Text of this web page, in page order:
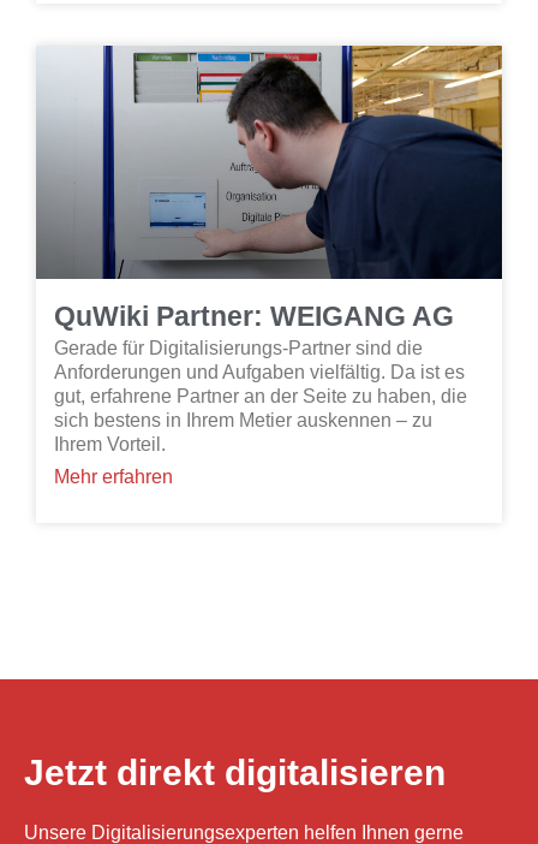
QuWiki Partner: WEIGANG AG
Gerade für Digitalisierungs-Partner sind die
Anforderungen und Aufgaben vielfältig. Da ist es
gut, erfahrene Partner an der Seite zu haben, die
sich bestens in Ihrem Metier auskennen – zu
Ihrem Vorteil.
Mehr erfahren
Jetzt direkt digitalisieren
Unsere Digitalisierungsexperten helfen Ihnen gerne